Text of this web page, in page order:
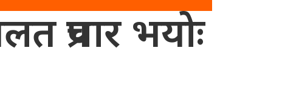
प्रचार भयोः